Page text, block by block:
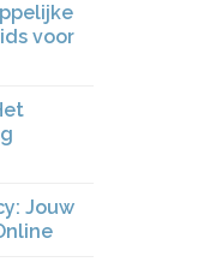
voor
Jouw